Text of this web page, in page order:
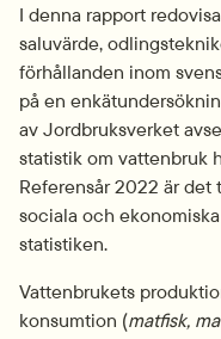
I denna rapport
saluvärde,
förhållanden inom
på en
av Jordbruksverket
statistik om vattenbruk
Referensår 2022 är
sociala och
statistiken.
Vattenbrukets
konsumtion (matfisk,